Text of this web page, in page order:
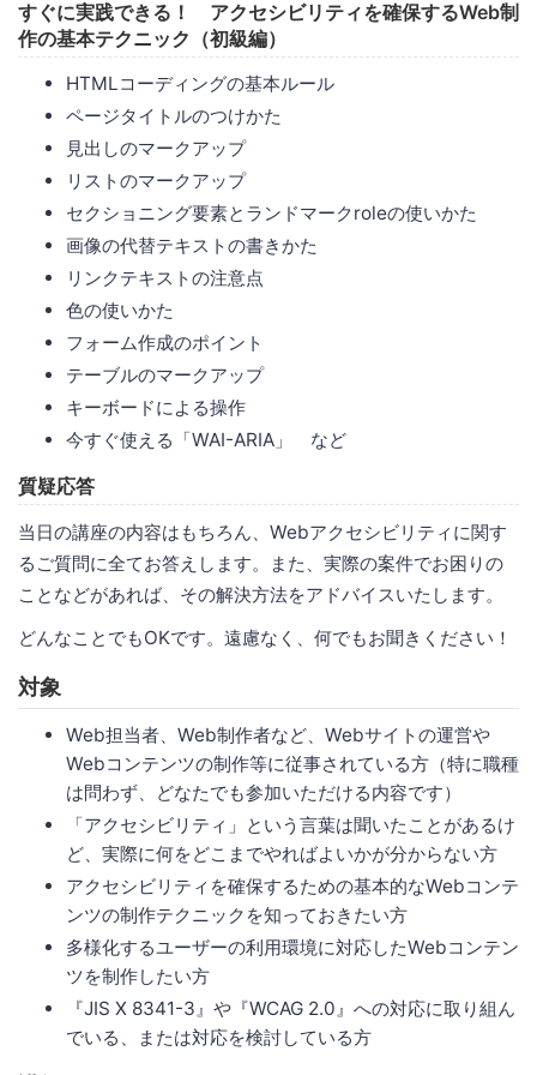
すぐに実践できる！ アクセシビリティを確保するWeb制
作の基本テクニック（初級編）
HTMLコーディングの基本ルール
ページタイトルのつけかた
見出しのマークアップ
リストのマークアップ
セクショニング要素とランドマークroleの使いかた
画像の代替テキストの書きかた
リンクテキストの注意点
色の使いかた
フォーム作成のポイント
テーブルのマークアップ
キーボードによる操作
今すぐ使える「WAI-ARIA」 など
質疑応答
当日の講座の内容はもちろん、Webアクセシビリティに関す
るご質問に全てお答えします。また、実際の案件でお困りの
ことなどがあれば、その解決方法をアドバイスいたします。
どんなことでもOKです。遠慮なく、何でもお聞きください！
対象
Web担当者、Web制作者など、Webサイトの運営や
Webコンテンツの制作等に従事されている方（特に職種
は問わず、どなたでも参加いただける内容です）
「アクセシビリティ」という言葉は聞いたことがあるけ
ど、実際に何をどこまでやればよいかが分からない方
アクセシビリティを確保するための基本的なWebコンテ
ンツの制作テクニックを知っておきたい方
多様化するユーザーの利用環境に対応したWebコンテン
ツを制作したい方
『JIS X 8341-3』や『WCAG 2.0』への対応に取り組ん
でいる、または対応を検討している方